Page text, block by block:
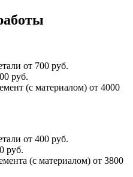
от 700 руб.
руб.
(с материалом) от 4000
от 400 руб.
руб.
(с материалом) от 3800